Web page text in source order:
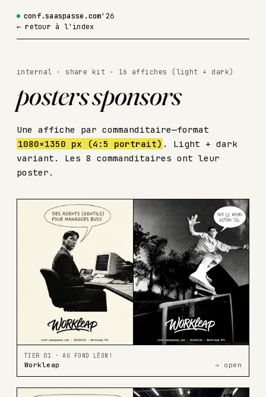
conf.saaspasse.com'26
← retour à l'index
internal · share kit · 16 affiches (light + dark)
posters sponsors
Une affiche par commanditaire—format
1080×1350 px (4:5 portrait) . Light + dark
variant. Les 8 commanditaires ont leur
poster.
TIER 01 · AU FOND LÉON!
Workleap → open